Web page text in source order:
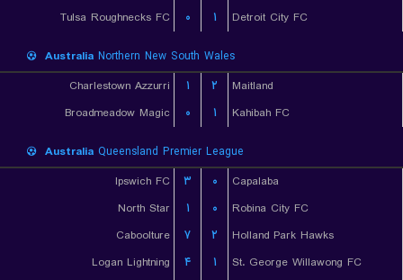
Tulsa Roughnecks FC
۰ ۱ Detroit City FC
Australia Northern New South Wales
Charlestown Azzurri
۱ ۲
Maitland
Broadmeadow Magic
۰ ۱ Kahibah FC
Australia Queensland Premier League
Ipswich FC
۳ ۰
Capalaba
North Star
۱ ۰
Robina City FC
Caboolture
۷ ۲
Holland Park Hawks
Logan Lightning
۴ ۱
St. George Willawong FC